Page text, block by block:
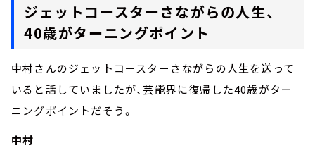
ジェットコースターさながらの人生、
40歳がターニングポイント
中村さんのジェットコースターさながらの人生を送って
いると話していましたが、芸能界に復帰した40歳がター
ニングポイントだそう。
中村